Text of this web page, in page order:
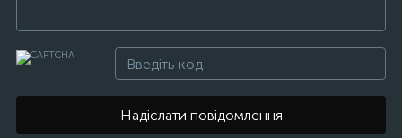
Надіслати повідомлення